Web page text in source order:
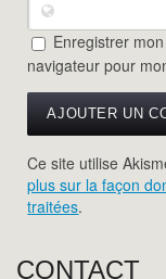
Enregistrer
navigateur pour
Ce site utilise
plus sur la façon
traitées.
CONTACT